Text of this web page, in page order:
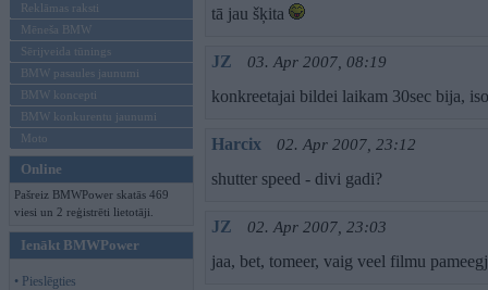
Reklāmas raksti
Mēneša BMW
Sērijveida tūnings
BMW pasaules jaunumi
BMW koncepti
BMW konkurentu jaunumi
Moto
Online
Pašreiz BMWPower skatās 469
viesi un 2 reģistrēti lietotāji.
Ienākt BMWPower
• Pieslēgties
tā jau šķita
JZ 03. Apr 2007, 08:19
konkreetajai bildei laikam 30sec bija,
Harcix 02. Apr 2007, 23:12
shutter speed - divi gadi?
JZ 02. Apr 2007, 23:03
jaa, bet, tomeer, vaig veel filmu